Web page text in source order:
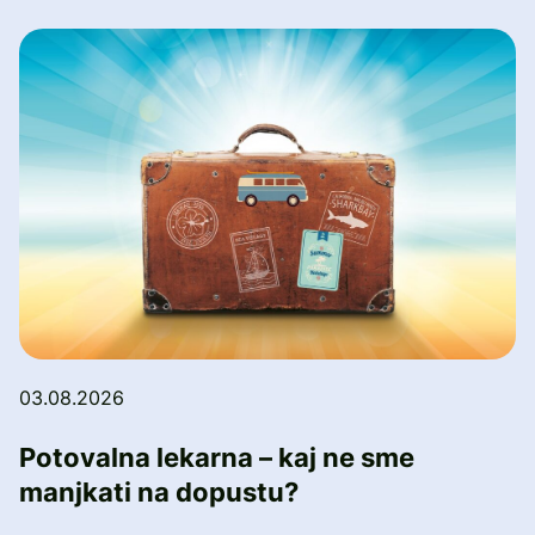
03.08.2026
Potovalna lekarna – kaj ne sme
manjkati na dopustu?